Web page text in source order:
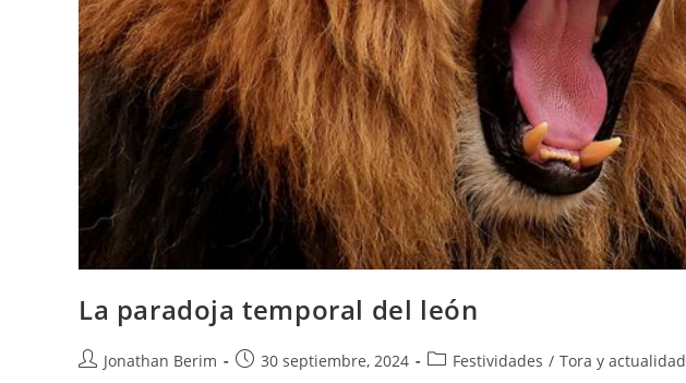
La paradoja temporal del león
AutorJonathan Berim
Entrada
30 septiembre, 2024
Categoría
Festividades / Tora y actualidad